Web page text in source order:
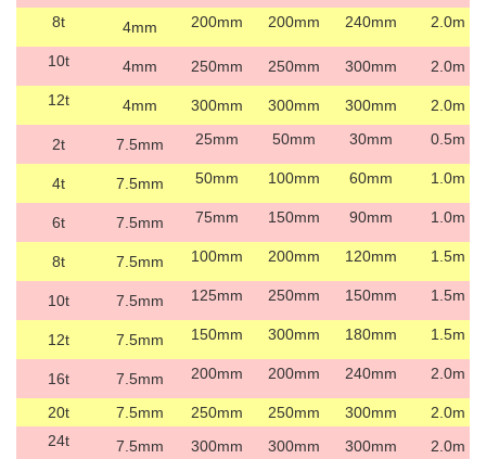
8t 4mm 200mm 200mm 240mm 2.0m
10t 4mm 250mm 250mm 300mm
2.0m
12t
4mm 300mm 300mm 300mm 2.0m
2t 7.5mm 25mm 50mm 30mm 0.5m
4t 7.5mm 50mm 100mm 60mm 1.0m
6t 7.5mm 75mm 150mm 90mm 1.0m
8t 7.5mm 100mm 200mm 120mm 1.5m
10t 7.5mm 125mm 250mm 150mm 1.5m
12t 7.5mm 150mm 300mm 180mm 1.5m
16t 7.5mm 200mm 200mm 240mm 2.0m
20t 7.5mm 250mm 250mm 300mm
2.0m
24t
7.5mm 300mm 300mm 300mm 2.0m